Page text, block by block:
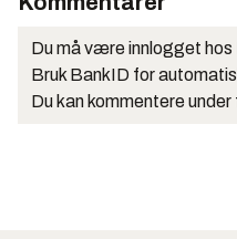
Du må være innlogget
Bruk BankID for
Du kan kommentere